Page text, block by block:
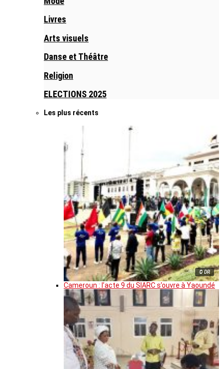
Livres
Arts visuels
Danse et Théâtre
Religion
ELECTIONS 2025
Les plus récents
© DR
Cameroun : l’acte 9 du SIARC s’ouvre à Yaoundé